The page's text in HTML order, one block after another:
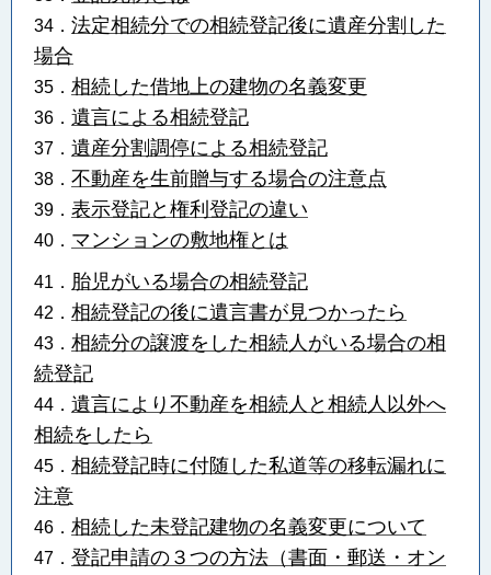
34． 法定相続分での相続登記後に遺産分割した
場合
35． 相続した借地上の建物の名義変更
36． 遺言による相続登記
37． 遺産分割調停による相続登記
38． 不動産を生前贈与する場合の注意点
39． 表示登記と権利登記の違い
40． マンションの敷地権とは
41． 胎児がいる場合の相続登記
42． 相続登記の後に遺言書が見つかったら
43． 相続分の譲渡をした相続人がいる場合の相
続登記
44． 遺言により不動産を相続人と相続人以外へ
相続をしたら
45． 相続登記時に付随した私道等の移転漏れに
注意
46． 相続した未登記建物の名義変更について
47． 登記申請の３つの方法（書面・郵送・オン